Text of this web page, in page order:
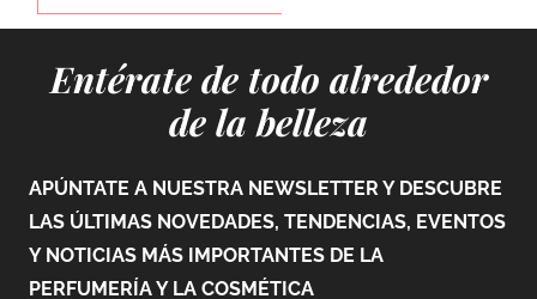
Entérate de todo alrededor
de la belleza
APÚNTATE A NUESTRA NEWSLETTER Y DESCUBRE
LAS ÚLTIMAS NOVEDADES, TENDENCIAS, EVENTOS
Y NOTICIAS MÁS IMPORTANTES DE LA
PERFUMERÍA Y LA COSMÉTICA